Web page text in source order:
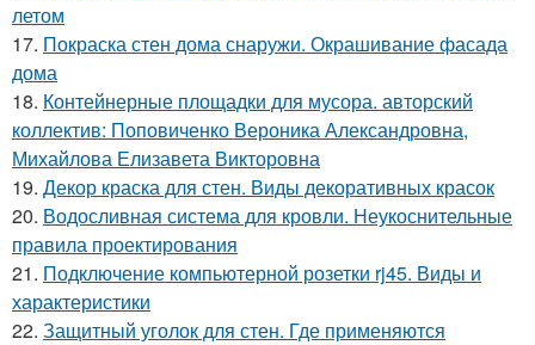
летом
17. Покраска стен дома снаружи. Окрашивание фасада
дома
18. Контейнерные площадки для мусора. авторский
коллектив: Поповиченко Вероника Александровна,
Михайлова Елизавета Викторовна
19. Декор краска для стен. Виды декоративных красок
20. Водосливная система для кровли. Неукоснительные
правила проектирования
21. Подключение компьютерной розетки rj45. Виды и
характеристики
22. Защитный уголок для стен. Где применяются